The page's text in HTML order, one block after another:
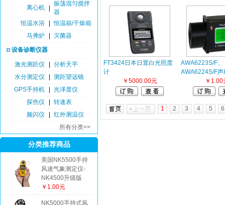
离心机
振荡混匀搅拌
器
恒温水浴
恒温箱/干燥箱
马弗炉
灭菌器
设备诊断仪器
激光测距仪
分析天平
水分测定仪
测距望远镜
GPS手持机
光泽度仪
探伤仪
转速表
频闪仪
红外测温仪
所有分类>>
分类推荐商品
美国NK5500手持
风速气象测定仪-
NK4500升级版
￥1.00元
NK5000手持式风
FT3424日本日置白光照度
计
￥5000.00元
AWA6223S/F、
AWA6224S/F声
￥1.00
1 2 3 4 5 6